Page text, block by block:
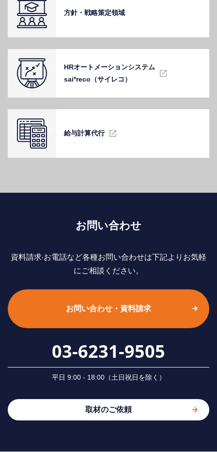
⽅針・戦略策定領域
HRオートメーションシステム
sai*reco（サイレコ）
給与計算代⾏
お問い合わせ
資料請求‧お電話など各種お問い合わせは下記よりお気軽
にご相談ください。
お問い合わせ・資料請求
03-6231-9505
平⽇ 9:00 - 18:00（⼟⽇祝⽇を除く）
取材のご依頼